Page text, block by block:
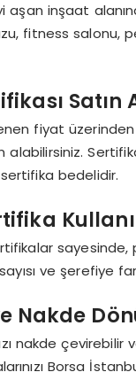
aşan inşaat
fitness salonu,
fiyat üzerinden
alabilirsiniz.
bedelidir.
ve şerefiye
Nakde
nakde çevirebilir
Borsa